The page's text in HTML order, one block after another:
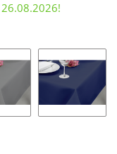
26.08.2026!